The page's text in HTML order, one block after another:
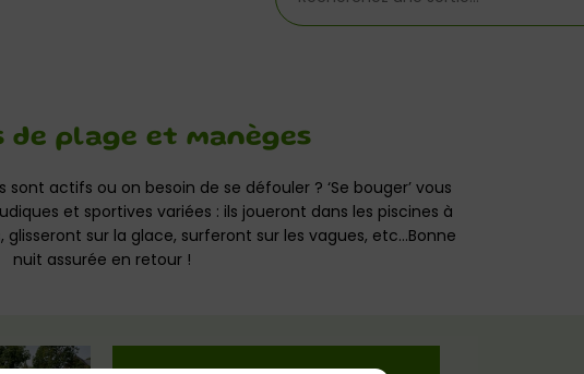
de plage et manèges
actifs ou on besoin de se défouler ? ‘Se bouger’ vous
et sportives variées : ils joueront dans les piscines à
sur la glace, surferont sur les vagues, etc…Bonne
nuit assurée en retour !